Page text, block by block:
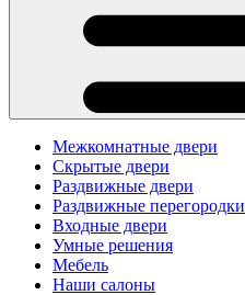
Межкомнатные двери
Скрытые двери
Раздвижные двери
Раздвижные перегородки
Входные двери
Умные решения
Мебель
Наши салоны